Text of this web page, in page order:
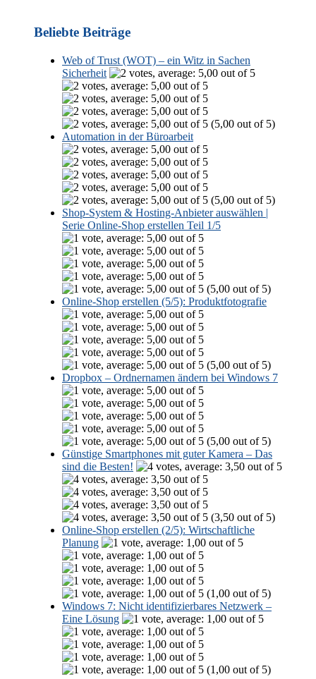
Beliebte Beiträge
Web of Trust (WOT) – ein Witz in Sachen
Sicherheit
(5,00 out of 5)
Automation in der Büroarbeit
(5,00 out of 5)
Shop-System & Hosting-Anbieter auswählen |
Serie Online-Shop erstellen Teil 1/5
(5,00 out of 5)
Online-Shop erstellen (5/5): Produktfotografie
(5,00 out of 5)
Dropbox – Ordnernamen ändern bei Windows 7
(5,00 out of 5)
Günstige Smartphones mit guter Kamera – Das
sind die Besten!
(3,50 out of 5)
Online-Shop erstellen (2/5): Wirtschaftliche
Planung
(1,00 out of 5)
Windows 7: Nicht identifizierbares Netzwerk –
Eine Lösung
(1,00 out of 5)